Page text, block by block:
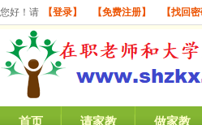
您好！请 【登录】 【免费注册】 【找回密
首页 请家教 做家教